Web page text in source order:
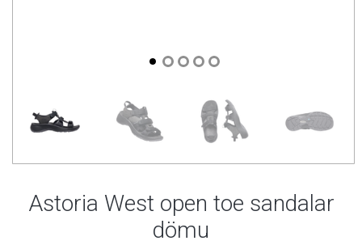
Astoria West open toe sandalar
dömu